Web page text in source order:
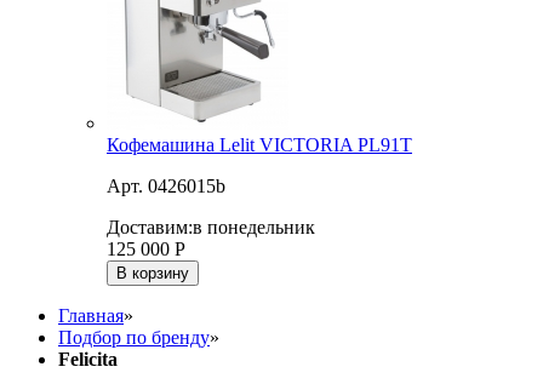
Кофемашина Lelit VICTORIA PL91T
Арт. 0426015b
Доставим:в понедельник
125 000 Р
В корзину
Главная»
Подбор по бренду»
Felicita